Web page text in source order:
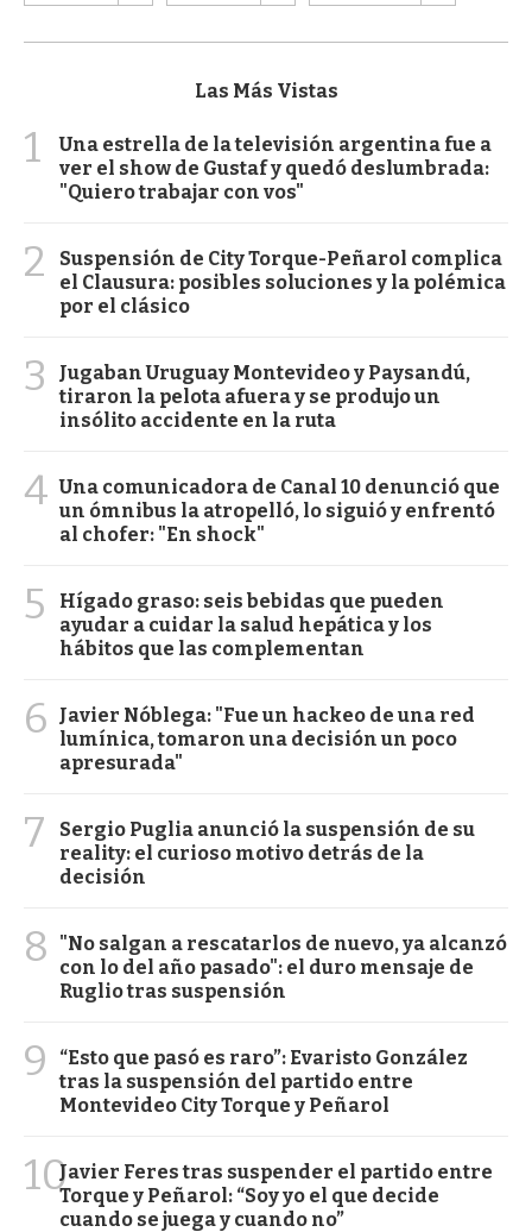
Las Más Vistas
1
Una estrella de la televisión argentina fue a
ver el show de Gustaf y quedó deslumbrada:
"Quiero trabajar con vos"
2
Suspensión de City Torque-Peñarol complica
el Clausura: posibles soluciones y la polémica
por el clásico
3
Jugaban Uruguay Montevideo y Paysandú,
tiraron la pelota afuera y se produjo un
insólito accidente en la ruta
4 Una comunicadora de Canal 10 denunció que
un ómnibus la atropelló, lo siguió y enfrentó
al chofer: "En shock"
5
Hígado graso: seis bebidas que pueden
ayudar a cuidar la salud hepática y los
hábitos que las complementan
6
Javier Nóblega: "Fue un hackeo de una red
lumínica, tomaron una decisión un poco
apresurada"
7
Sergio Puglia anunció la suspensión de su
reality: el curioso motivo detrás de la
decisión
8
"No salgan a rescatarlos de nuevo, ya alcanzó
con lo del año pasado": el duro mensaje de
Ruglio tras suspensión
9
“Esto que pasó es raro”: Evaristo González
tras la suspensión del partido entre
Montevideo City Torque y Peñarol
10Javier Feres tras suspender el partido entre
Torque y Peñarol: “Soy yo el que decide
cuando se juega y cuando no”